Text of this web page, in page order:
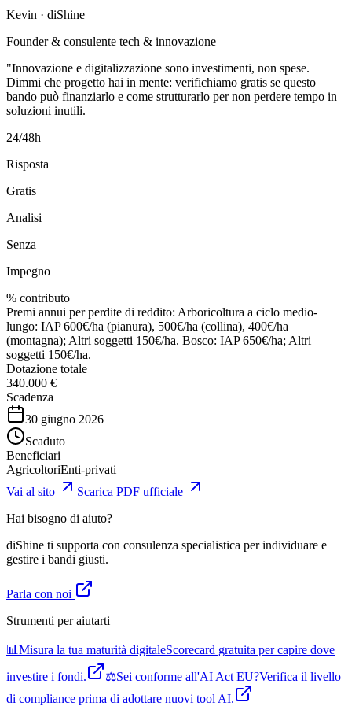
Kevin · diShine
Founder & consulente tech & innovazione
"Innovazione e digitalizzazione sono investimenti, non spese.
Dimmi che progetto hai in mente: verifichiamo gratis se questo
bando può finanziarlo e come strutturarlo per non perdere tempo in
soluzioni inutili.
24/48h
Risposta
Gratis
Analisi
Senza
Impegno
% contributo
Premi annui per perdite di reddito: Arboricoltura a ciclo medio-
lungo: IAP 600€/ha (pianura), 500€/ha (collina), 400€/ha
(montagna); Altri soggetti 150€/ha. Bosco: IAP 650€/ha; Altri
soggetti 150€/ha.
Dotazione totale
340.000 €
Scadenza
30 giugno 2026
Scaduto
Beneficiari
AgricoltoriEnti-privati
Vai al sito
Scarica PDF ufficiale
Hai bisogno di aiuto?
diShine ti supporta con consulenza specialistica per individuare e
gestire i bandi giusti.
Parla con noi
Strumenti per aiutarti
📊 Misura la tua maturità digitaleScorecard gratuita per capire dove
investire i fondi.
⚖️Sei conforme all'AI Act EU?Verifica il livello
di compliance prima di adottare nuovi tool AI.